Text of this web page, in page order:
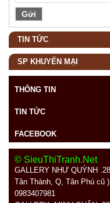
TIN TỨC
SP KHUYẾN MẠI
THÔNG TIN
TIN TỨC
FACEBOOK
© SieuThiTranh.Net
GALLERY NHƯ QUỲNH
Tân Thành, Q, Tân Phú cũ
0983407981